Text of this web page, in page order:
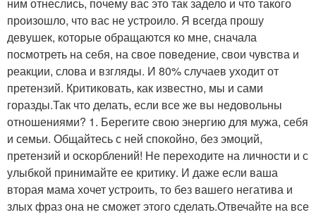
произошло, что вас не устроило. Я всегда прошу
девушек, которые обращаются ко мне, сначала
посмотреть на себя, на свое поведение, свои чувства и
реакции, слова и взгляды. И 80% случаев уходит от
претензий. Критиковать, как известно, мы и сами
горазды.Так что делать, если все же вы недовольны
отношениями? 1. Берегите свою энергию для мужа, себя
и семьи. Общайтесь с ней спокойно, без эмоций,
претензий и оскорблений! Не переходите на личности и с
улыбкой принимайте ее критику. И даже если ваша
вторая мама хочет устроить, то без вашего негатива и
злых фраз она не сможет этого сделать.Отвечайте на все